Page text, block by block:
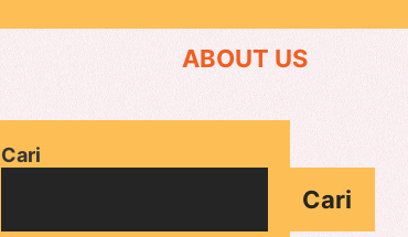
ABOUT US
Cari
Cari